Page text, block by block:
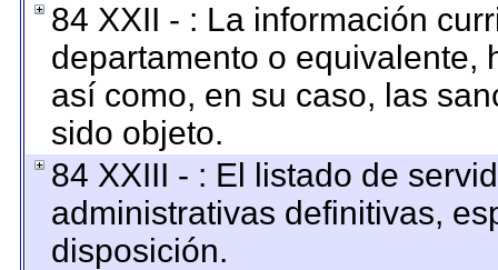
84 XXII - : La información
departamento o equivalente,
así como, en su caso, las
sido objeto.
84 XXIII - : El listado de
administrativas definitivas,
disposición.